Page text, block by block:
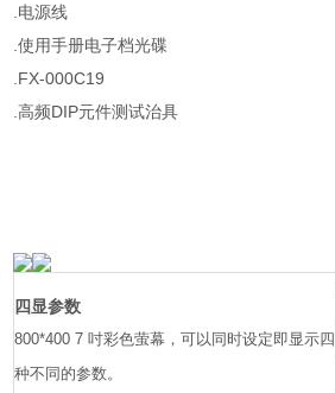
.电源线
.使用手册电子档光碟
.FX-000C19
.高频DIP元件测试治具
四显参数
800*400 7 吋彩色萤幕，可以同时设定即显示四
种不同的参数。